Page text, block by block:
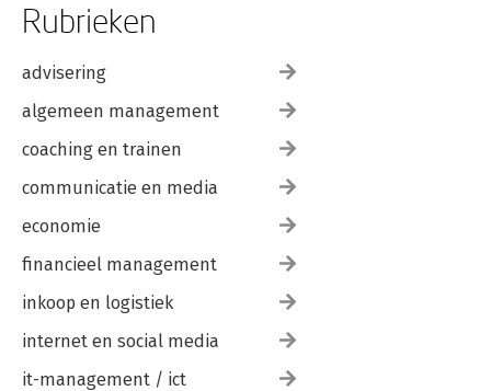
Rubrieken
advisering
algemeen management
coaching en trainen
communicatie en media
economie
financieel management
inkoop en logistiek
internet en social media
it-management / ict